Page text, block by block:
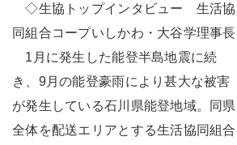
◇生協トップインタビュー 生活協
同組合コープいしかわ・大谷学理事長
1月に発生した能登半島地震に続
き、9月の能登豪雨により甚大な被害
が発生している石川県能登地域。同県
全体を配送エリアとする生活協同組合